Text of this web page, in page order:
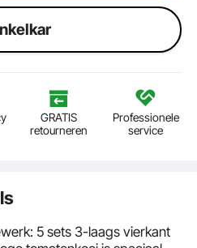
GRATIS
retourneren
Professionele
service
5 sets 3-laags vierkant